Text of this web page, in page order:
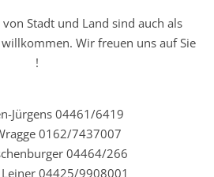
Stadt und Land sind auch als
Wir freuen uns auf Sie
!
Jürgens 04461/6419
0162/7437007
04464/266
04425/9908001